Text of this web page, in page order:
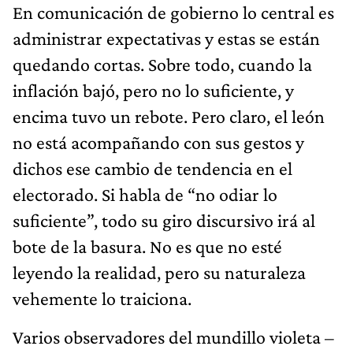
En comunicación de gobierno lo central es
administrar expectativas y estas se están
quedando cortas. Sobre todo, cuando la
inflación bajó, pero no lo suficiente, y
encima tuvo un rebote. Pero claro, el león
no está acompañando con sus gestos y
dichos ese cambio de tendencia en el
electorado. Si habla de “no odiar lo
suficiente”, todo su giro discursivo irá al
bote de la basura. No es que no esté
leyendo la realidad, pero su naturaleza
vehemente lo traiciona.
Varios observadores del mundillo violeta –